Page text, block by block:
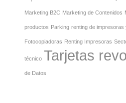
Marketing B2C Marketing de Contenidos
productos Parking renting de impresoras
Fotocopiadoras Renting Impresoras
técnico Tarjetas
de Datos